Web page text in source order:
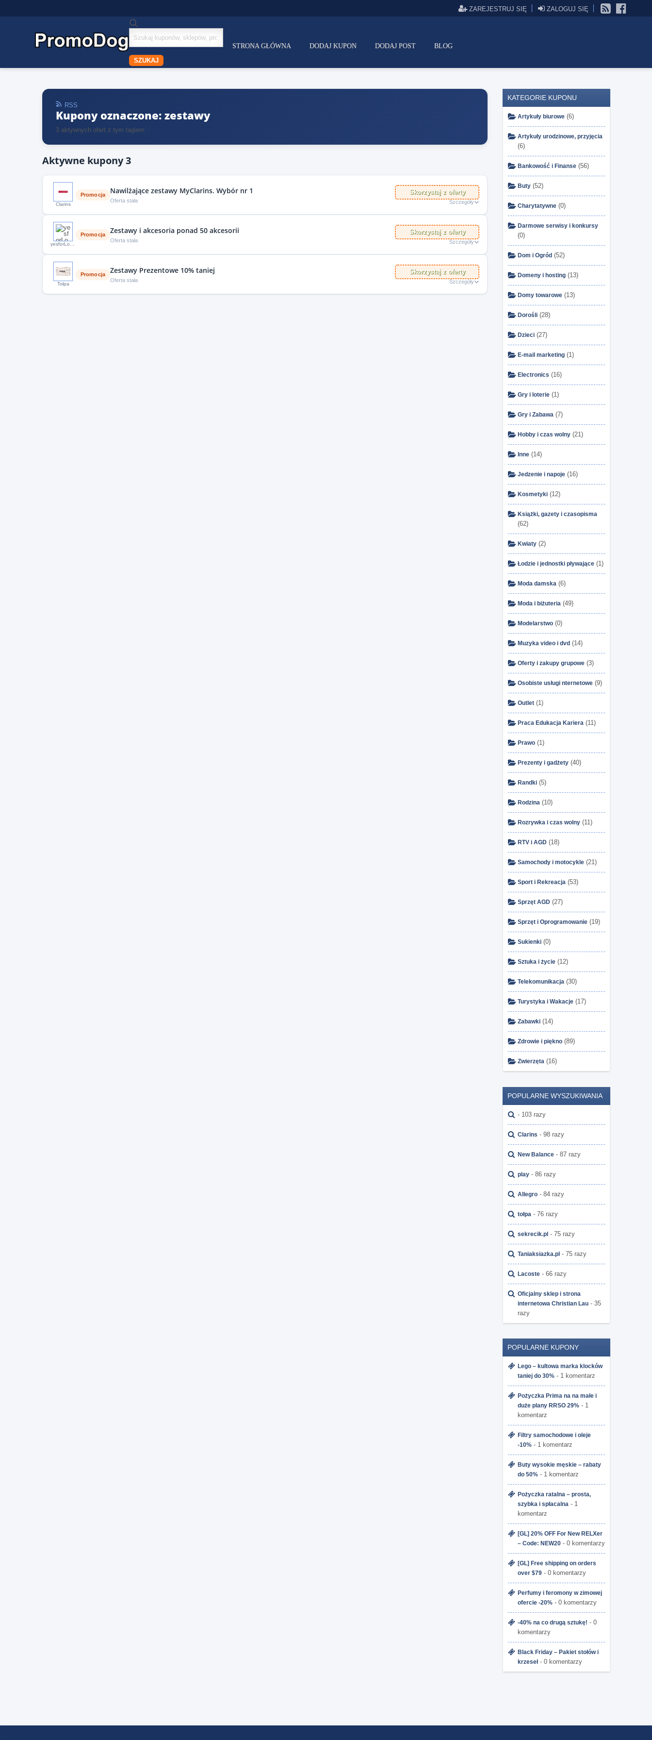
ZAREJESTRUJ SIĘ ZALOGUJ SIĘ
Szukaj
kuponów
SZUKAJ
STRONA GŁÓWNA DODAJ KUPON DODAJ POST BLOG
RSS
Kupony oznaczone: zestawy
3 aktywnych ofert z tym tagiem
Aktywne kupony3
Clarins
Promocja Nawilżające zestawy MyClarins. Wybór nr 1
Oferta stała
Skorzystaj z oferty
Szczegóły
Promocja Zestawy i akcesoria ponad 50 akcesorii
Oferta stała
Skorzystaj z oferty
Szczegóły
Tołpa
Promocja Zestawy Prezentowe 10% taniej
Oferta stała
Skorzystaj z oferty
Szczegóły
KATEGORIE KUPONU
Artykuły biurowe (6)
Artykuły urodzinowe, przyjęcia
(6)
Bankowość i Finanse (56)
Buty (52)
Charytatywne (0)
Darmowe serwisy i konkursy
(0)
Dom i Ogród (52)
Domeny i hosting (13)
Domy towarowe (13)
Dorośli (28)
Dzieci (27)
E-mail marketing (1)
Electronics (16)
Gry i loterie (1)
Gry i Zabawa (7)
Hobby i czas wolny (21)
Inne (14)
Jedzenie i napoje (16)
Kosmetyki (12)
Książki, gazety i czasopisma
(62)
Kwiaty (2)
Łodzie i jednostki pływające (1)
Moda damska (6)
Moda i biżuteria (49)
Modelarstwo (0)
Muzyka video i dvd (14)
Oferty i zakupy grupowe (3)
Osobiste usługi nternetowe (9)
Outlet (1)
Praca Edukacja Kariera (11)
Prawo (1)
Prezenty i gadżety (40)
Randki (5)
Rodzina (10)
Rozrywka i czas wolny (11)
RTV i AGD (18)
Samochody i motocykle (21)
Sport i Rekreacja (53)
Sprzęt AGD (27)
Sprzęt i Oprogramowanie (19)
Sukienki (0)
Sztuka i życie (12)
Telekomunikacja (30)
Turystyka i Wakacje (17)
Zabawki (14)
Zdrowie i piękno (89)
Zwierzęta (16)
POPULARNE WYSZUKIWANIA
- 103 razy
Clarins - 98 razy
New Balance - 87 razy
play - 86 razy
Allegro - 84 razy
tołpa - 76 razy
sekrecik.pl - 75 razy
Taniaksiazka.pl - 75 razy
Lacoste - 66 razy
Oficjalny sklep i strona
internetowa Christian Lau - 35
razy
POPULARNE KUPONY
Lego – kultowa marka klocków
taniej do 30% - 1 komentarz
Pożyczka Prima na na małe i
duże plany RRSO 29% - 1
komentarz
Filtry samochodowe i oleje
-10% - 1 komentarz
Buty wysokie męskie – rabaty
do 50% - 1 komentarz
Pożyczka ratalna – prosta,
szybka i spłacalna - 1
komentarz
[GL] 20% OFF For New RELXer
– Code: NEW20 - 0 komentarzy
[GL] Free shipping on orders
over $79 - 0 komentarzy
Perfumy i feromony w zimowej
ofercie -20% - 0 komentarzy
-40% na co drugą sztukę! - 0
komentarzy
Black Friday – Pakiet stołów i
krzeseł- 0 komentarzy